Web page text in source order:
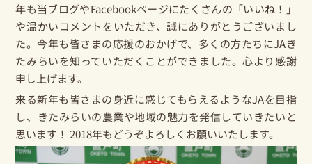
年も当ブログやFacebookページにたくさんの「いいね！」
や温かいコメントをいただき、誠にありがとうございまし
た。今年も皆さまの応援のおかげで、多くの方たちにJAき
たみらいを知っていただくことができました。心より感謝
申し上げます。
来る新年も皆さまの身近に感じてもらえるようなJAを目指
し、きたみらいの農業や地域の魅力を発信していきたいと
思います！ 2018年もどうぞよろしくお願いいたします。